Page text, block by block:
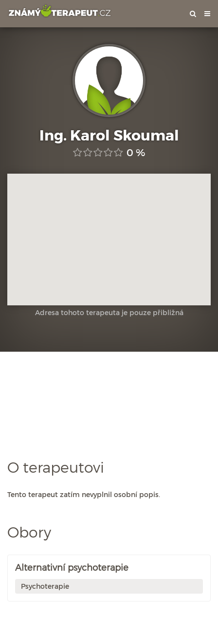
Ing. Karol Skoumal
0 %
Adresa tohoto terapeuta je pouze přibližná
O terapeutovi
Tento terapeut zatím nevyplnil osobní popis.
Obory
Alternativní psychoterapie
Psychoterapie